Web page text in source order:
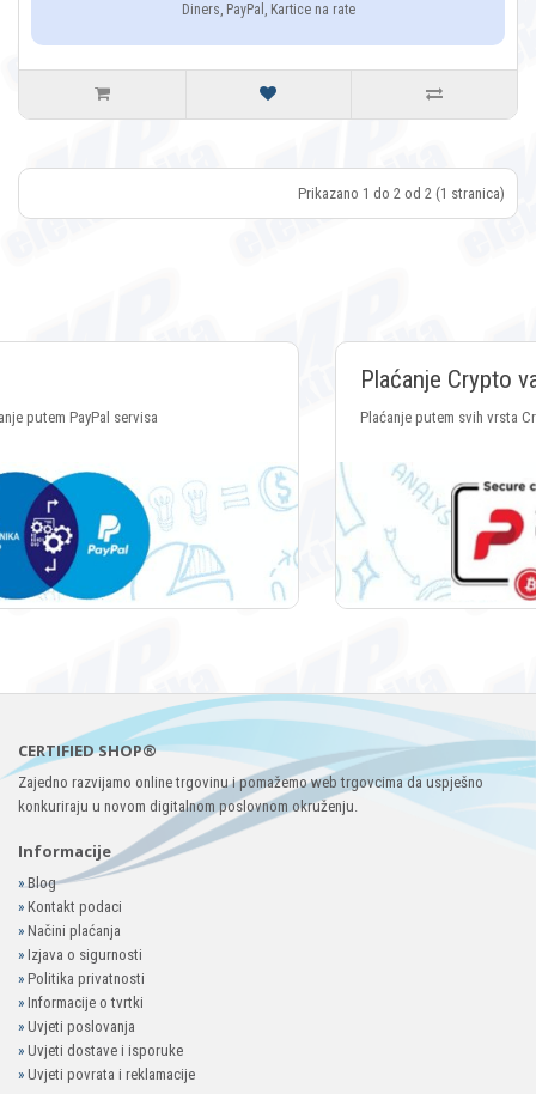
Diners, PayPal, Kartice na rate
Prikazano 1 do 2 od 2 (1 stranica)
Plaćanje Crypto valutama
Plaćanje putem svih vrsta Crypto valuta
CERTIFIED SHOP®
Zajedno razvijamo online trgovinu i pomažemo web trgovcima da uspješno
konkuriraju u novom digitalnom poslovnom okruženju.
Informacije
»Blog
» Kontakt podaci
» Načini plaćanja
» Izjava o sigurnosti
» Politika privatnosti
» Informacije o tvrtki
» Uvjeti poslovanja
» Uvjeti dostave i isporuke
» Uvjeti povrata i reklamacije